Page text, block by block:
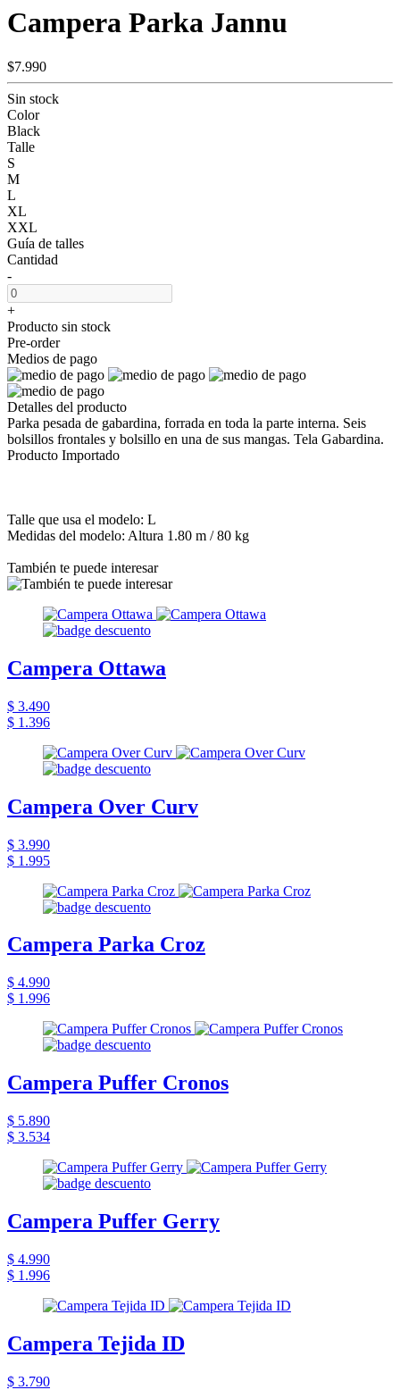
Campera Parka Jannu
$7.990
Sin stock
Color
Black
Talle
S
M
L
XL
XXL
Guía de talles
Cantidad
-
+
Producto sin stock
Pre-order
Medios de pago
Detalles del producto
Parka pesada de gabardina, forrada en toda la parte interna. Seis
bolsillos frontales y bolsillo en una de sus mangas. Tela Gabardina.
Producto Importado
Talle que usa el modelo: L
Medidas del modelo: Altura 1.80 m / 80 kg
También te puede interesar
Campera Ottawa
$ 3.490
$ 1.396
Campera Over Curv
$ 3.990
$ 1.995
Campera Parka Croz
$ 4.990
$ 1.996
Campera Puffer Cronos
$ 5.890
$ 3.534
Campera Puffer Gerry
$ 4.990
$ 1.996
Campera Tejida ID
$ 3.790